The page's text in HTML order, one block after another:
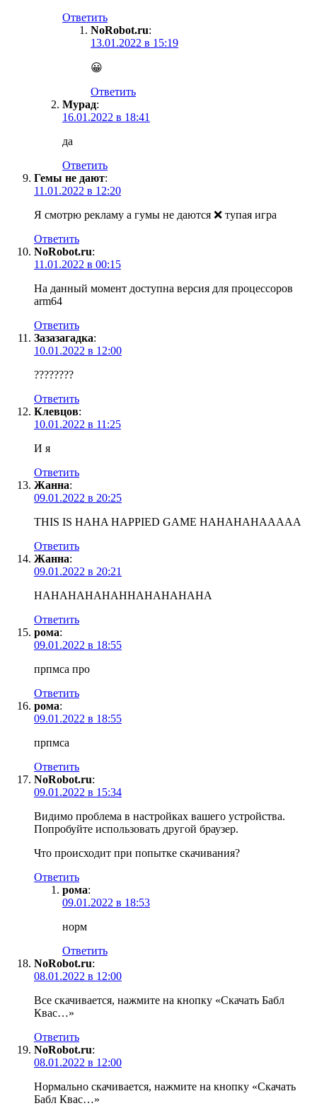
Ответить
NoRobot.ru:
13.01.2022 в 15:19
😀
Ответить
Мурад:
16.01.2022 в 18:41
да
Ответить
Гемы не дают:
11.01.2022 в 12:20
Я смотрю рекламу а гумы не даются ❌ тупая игра
Ответить
NoRobot.ru:
11.01.2022 в 00:15
На данный момент доступна версия для процессоров
arm64
Ответить
Зазазагадка:
10.01.2022 в 12:00
????????
Ответить
Клевцов:
10.01.2022 в 11:25
И я
Ответить
Жанна:
09.01.2022 в 20:25
THIS IS HAHA HAPPIED GAME HAHAHAHAAAAA
Ответить
Жанна:
09.01.2022 в 20:21
HAHAHAHAHAHHAHAHAHAHA
Ответить
рома:
09.01.2022 в 18:55
прпмса про
Ответить
рома:
09.01.2022 в 18:55
прпмса
Ответить
NoRobot.ru:
09.01.2022 в 15:34
Видимо проблема в настройках вашего устройства.
Попробуйте использовать другой браузер.
Что происходит при попытке скачивания?
Ответить
рома:
09.01.2022 в 18:53
норм
Ответить
NoRobot.ru:
08.01.2022 в 12:00
Все скачивается, нажмите на кнопку «Скачать Бабл
Квас…»
Ответить
NoRobot.ru:
08.01.2022 в 12:00
Нормально скачивается, нажмите на кнопку «Скачать
Бабл Квас…»